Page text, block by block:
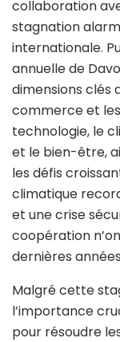
collaboration
stagnation
internationale.
annuelle de
dimensions clés
commerce et
technologie, le
et le bien-être,
les défis
climatique
et une crise
coopération
dernières
Malgré cette
l’importance
pour résoudre